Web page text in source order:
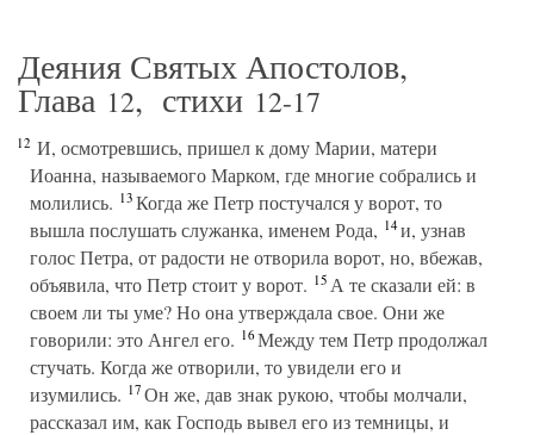
Деяния Святых Апостолов,
Глава 12, стихи 12-17
12 И, осмотревшись, пришел к дому Марии, матери
Иоанна, называемого Марком, где многие собрались и
молились. 13Когда же Петр постучался у ворот, то
вышла послушать служанка, именем Рода, 14и, узнав
голос Петра, от радости не отворила ворот, но, вбежав,
объявила, что Петр стоит у ворот. 15А те сказали ей: в
своем ли ты уме? Но она утверждала свое. Они же
говорили: это Ангел его. 16Между тем Петр продолжал
стучать. Когда же отворили, то увидели его и
изумились. 17Он же, дав знак рукою, чтобы молчали,
рассказал им, как Господь вывел его из темницы, и